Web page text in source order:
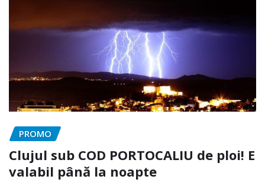
PROMO
Clujul sub COD PORTOCALIU de ploi! E
valabil până la noapte